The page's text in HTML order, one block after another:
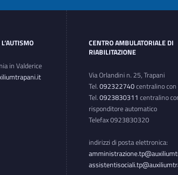
in Valderice
CENTRO AMBULATORIALE DI
RIABILITAZIONE
Via Orlandini n. 25, Trapani
Tel.092322740centralino
Tel.0923830311 centralino
risponditore automatico
Telefax 0923830320
indirizzi di posta elettronica: